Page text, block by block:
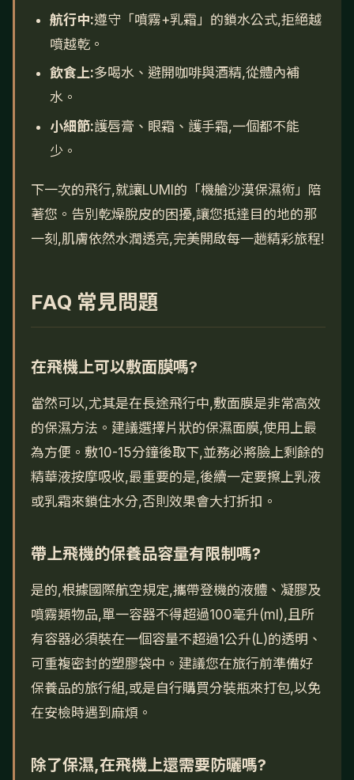
航行中:遵守「噴霧+乳霜」的鎖水公式,拒絕越
噴越乾。
飲食上:多喝水、避開咖啡與酒精,從體內補
水。
小細節:護唇膏、眼霜、護手霜,一個都不能
少。
下一次的飛行,就讓LUMI的「機艙沙漠保濕術」陪
著您。告別乾燥脫皮的困擾,讓您抵達目的地的那
一刻,肌膚依然水潤透亮,完美開啟每一趟精彩旅程!
FAQ 常見問題
在飛機上可以敷面膜嗎?
當然可以,尤其是在長途飛行中,敷面膜是非常高效
的保濕方法。建議選擇片狀的保濕面膜,使用上最
為方便。敷10-15分鐘後取下,並務必將臉上剩餘的
精華液按摩吸收,最重要的是,後續一定要擦上乳液
或乳霜來鎖住水分,否則效果會大打折扣。
帶上飛機的保養品容量有限制嗎?
是的,根據國際航空規定,攜帶登機的液體、凝膠及
噴霧類物品,單一容器不得超過100毫升(ml),且所
有容器必須裝在一個容量不超過1公升(L)的透明、
可重複密封的塑膠袋中。建議您在旅行前準備好
保養品的旅行組,或是自行購買分裝瓶來打包,以免
在安檢時遇到麻煩。
除了保濕,在飛機上還需要防曬嗎?